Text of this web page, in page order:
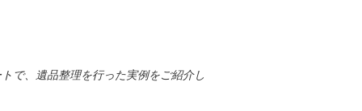
で、遺品整理を行った実例をご紹介し